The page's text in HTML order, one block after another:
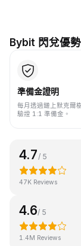
Bybit 閃兌優
準備金證明
每月透過鏈上默克爾
驗證 1:1 準備金。
4.7/ 5
47K Reviews
4.6/ 5
1.4M Reviews